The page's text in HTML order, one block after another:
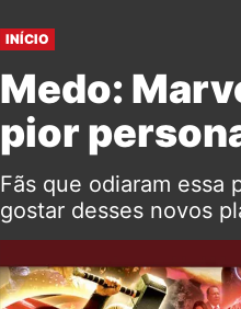
INÍCIO
Medo:
pior
Fãs que odiaram essa
gostar desses novos